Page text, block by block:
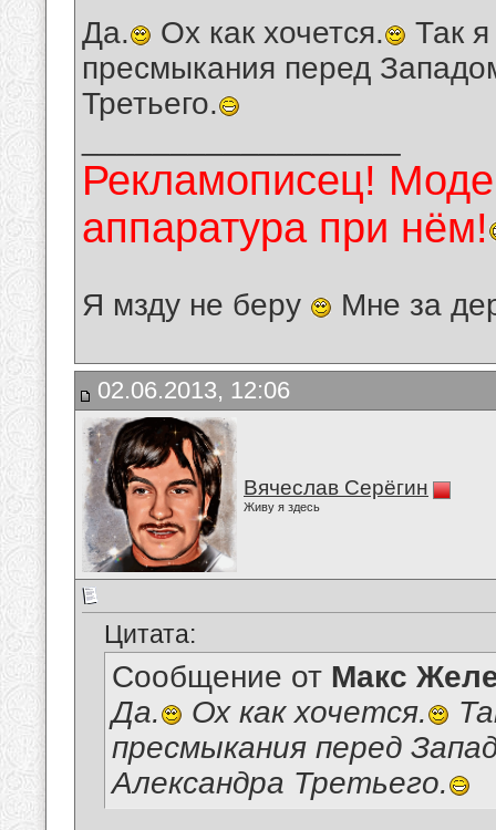
Да.
Ох как хочется.
Так
пресмыкания перед
Третьего.
Рекламописец!
аппаратура при нём!
Я мзду не беру Мне за
02.06.2013, 12:06
Вячеслав Серёгин
Живу я здесь
Цитата:
Сообщение от Макс
Да.
Ох как хочется.
пресмыкания перед
Александра Третьего.